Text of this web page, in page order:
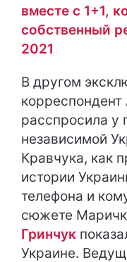
вместе с 1+1,
собственный
2021
В другом
расспросила у
независимой
Кравчука, как
истории
телефона и
сюжете
Гринчук
Украине.